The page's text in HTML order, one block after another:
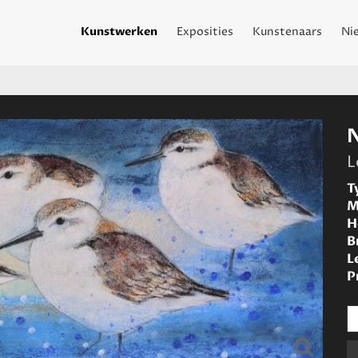
Kunstwerken Exposities Kunstenaars